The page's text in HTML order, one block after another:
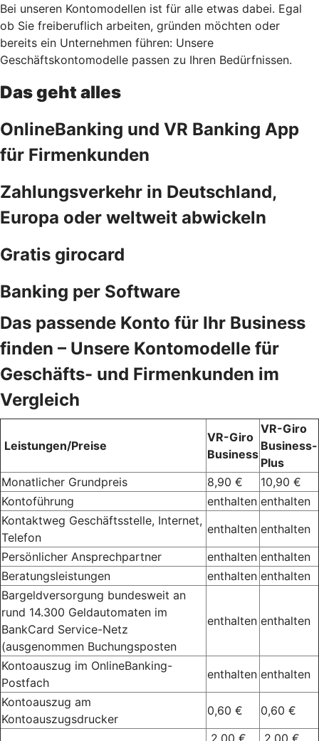
Bei unseren Kontomodellen ist für alle etwas dabei. Egal
ob Sie freiberuflich arbeiten, gründen möchten oder
bereits ein Unternehmen führen: Unsere
Geschäftskontomodelle passen zu Ihren Bedürfnissen.
Das geht alles
OnlineBanking und VR Banking App
für Firmenkunden
Zahlungsverkehr in Deutschland,
Europa oder weltweit abwickeln
Gratis girocard
Banking per Software
Das passende Konto für Ihr Business
finden – Unsere Kontomodelle für
Geschäfts- und Firmenkunden im
Vergleich
Leistungen/Preise
VR-Giro
Business
VR-Giro
Business-
Plus
Monatlicher Grundpreis
8,90 €
10,90 €
Kontoführung
enthalten enthalten
Kontaktweg Geschäftsstelle, Internet,
Telefon
enthalten enthalten
Persönlicher Ansprechpartner
enthalten enthalten
Beratungsleistungen
enthalten enthalten
Bargeldversorgung bundesweit an
rund 14.300 Geldautomaten im
BankCard Service-Netz
(ausgenommen Buchungsposten
enthalten enthalten
Kontoauszug im OnlineBanking-
Postfach
enthalten enthalten
Kontoauszug am
Kontoauszugsdrucker
0,60 €
0,60 €
2,00 €
2,00 €